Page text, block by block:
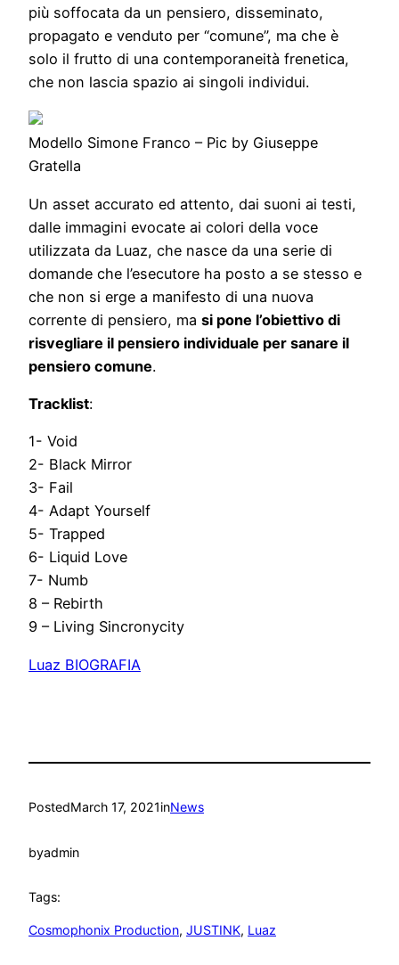
più soffocata da un pensiero, disseminato,
propagato e venduto per “comune”, ma che è
solo il frutto di una contemporaneità frenetica,
che non lascia spazio ai singoli individui.
Modello Simone Franco – Pic by Giuseppe
Gratella
Un asset accurato ed attento, dai suoni ai testi,
dalle immagini evocate ai colori della voce
utilizzata da Luaz, che nasce da una serie di
domande che l’esecutore ha posto a se stesso e
che non si erge a manifesto di una nuova
corrente di pensiero, ma si pone l’obiettivo di
risvegliare il pensiero individuale per sanare il
pensiero comune.
Tracklist:
1- Void
2- Black Mirror
3- Fail
4- Adapt Yourself
5- Trapped
6- Liquid Love
7- Numb
8 – Rebirth
9 – Living Sincronycity
Luaz BIOGRAFIA
PostedMarch 17, 2021inNews
byadmin
Tags:
Cosmophonix Production, JUSTINK, Luaz